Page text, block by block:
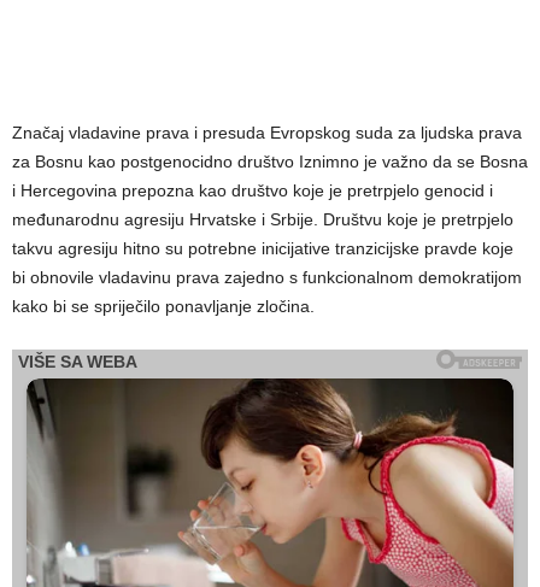
Značaj vladavine prava i presuda Evropskog suda za ljudska prava
za Bosnu kao postgenocidno društvo Iznimno je važno da se Bosna
i Hercegovina prepozna kao društvo koje je pretrpjelo genocid i
međunarodnu agresiju Hrvatske i Srbije. Društvu koje je pretrpjelo
takvu agresiju hitno su potrebne inicijative tranzicijske pravde koje
bi obnovile vladavinu prava zajedno s funkcionalnom demokratijom
kako bi se spriječilo ponavljanje zločina.